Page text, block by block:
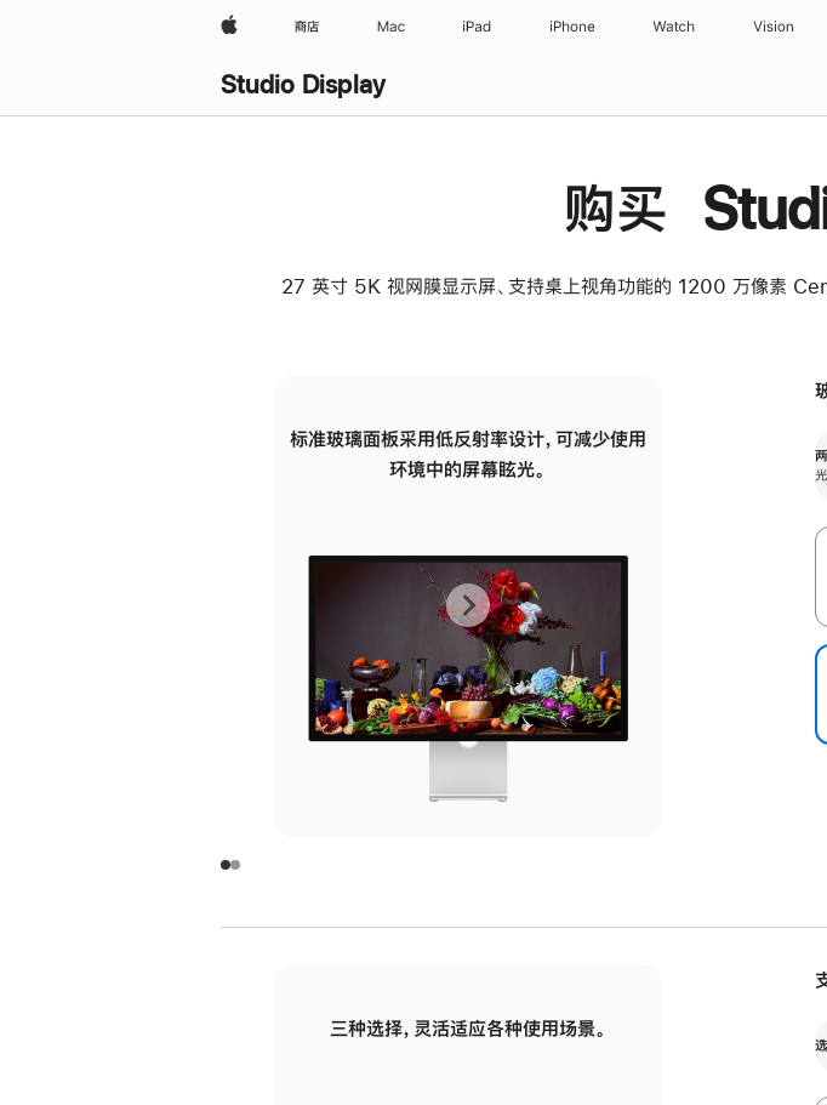
Apple 商店 Mac iPad iPhone Watch Vision
Studio Display
购买
27 英寸 5K 视网膜显示屏、支持桌上视角功能的 1200 万像素
标准玻璃面板采用低反射率设计，可减少使用
环境中的屏幕眩光。
有高亮光源的场
上
一
张
图
面
下
一
张
图
面
三种选择，灵活适应各种使用场景。